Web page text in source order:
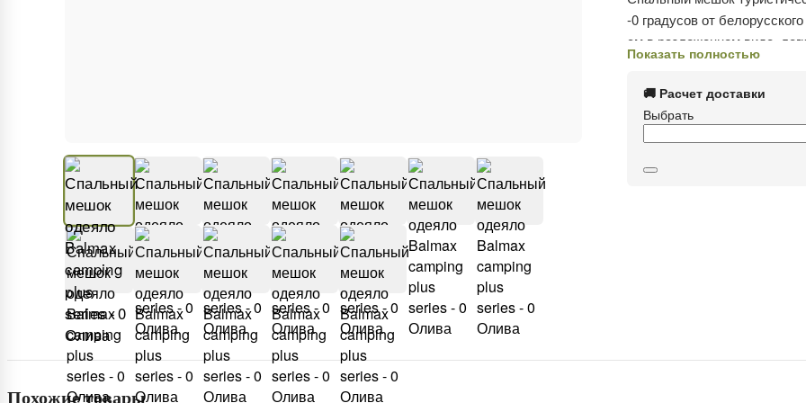
-0 градусов от
см в разложенном виде,
для демисезонного и
модель спальника с одним
можно утянуть и создать
демисезонный теплый
рыбалки, охоты. Отличный
молнии согреет вас, если
утеплителя, а также
Показать полностью
🚚 Расчет доставки
Выбрать
Похожие товары